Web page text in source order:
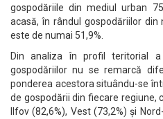
gospodăriile din mediul urban
acasă, în rândul gospodăriilor
este de numai 51,9%.
Din analiza în profil teritorial
gospodăriilor nu se remarcă
ponderea acestora situându-se
de gospodării din fiecare regiune,
Ilfov (82,6%), Vest (73,2%) și